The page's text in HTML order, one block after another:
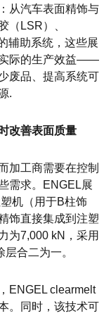
从汽车表面精饰与
（LSR）、
辅助系统，这些展
实际的生产效益——
废品、提高系统可
.
改善表面质量
加工商需要在控制
需求。ENGEL展
机（用于B柱饰
饰直接集成到注塑
为7,000 kN，采用
合二为一。
ENGEL clearmelt
。同时，该技术可